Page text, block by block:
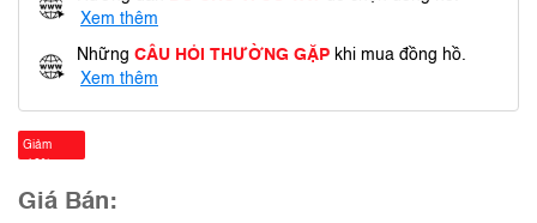
Xem thêm
Những CÂU HỎI THƯỜNG GẶP khi mua đồng hồ.
Xem thêm
Giảm
Giá Bán: